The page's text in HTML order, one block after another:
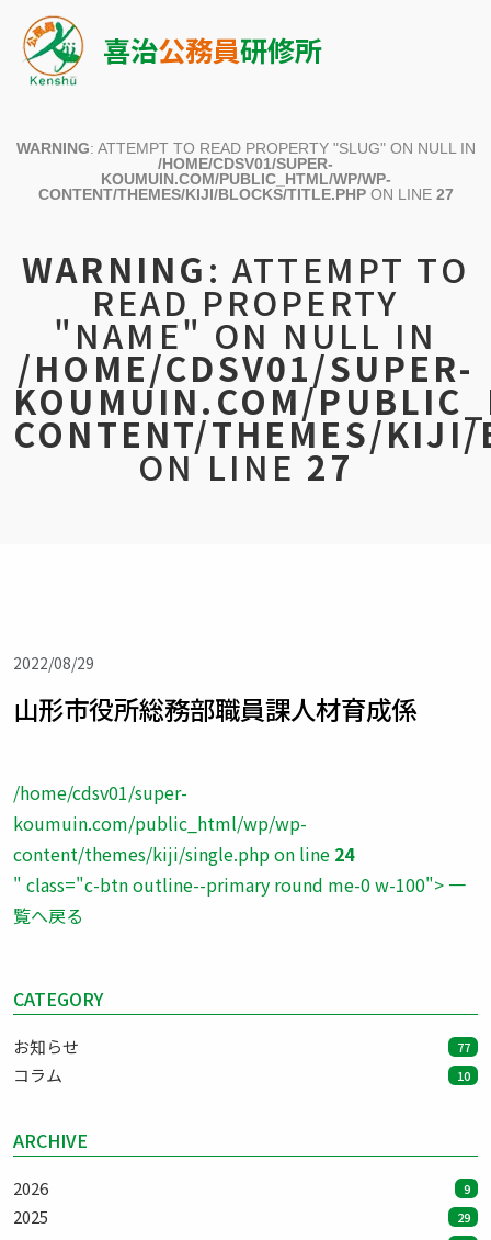
喜治公務員研修所
WARNING: ATTEMPT TO READ PROPERTY "SLUG" ON NULL IN
/HOME/CDSV01/SUPER-
KOUMUIN.COM/PUBLIC_HTML/WP/WP-
CONTENT/THEMES/KIJI/BLOCKS/TITLE.PHPON LINE 27
WARNING: ATTEMPT TO
READ PROPERTY
"NAME" ON NULL IN
/HOME/CDSV01/SUPER-
KOUMUIN.COM/
CONTENT/THEMES/
ON LINE 27
2022/08/29
山形市役所総務部職員課人材育成係
/home/cdsv01/super-
koumuin.com/public_html/wp/wp-
content/themes/kiji/single.php on line 24
" class="c-btn outline--primary round me-0 w-100"> 一
覧へ戻る
CATEGORY
お知らせ 77
コラム 10
ARCHIVE
2026 9
2025 29